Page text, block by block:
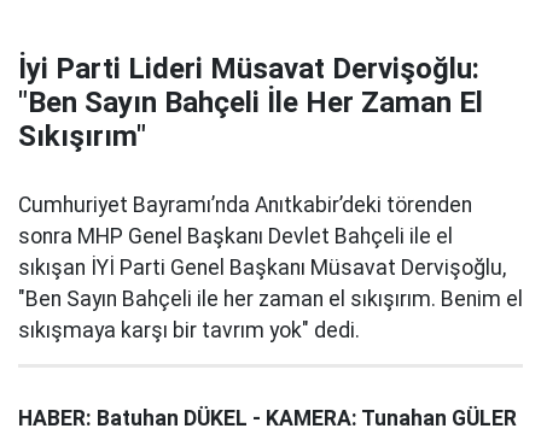
İyi Parti Lideri Müsavat Dervişoğlu:
"Ben Sayın Bahçeli İle Her Zaman El
Sıkışırım"
Cumhuriyet Bayramı’nda Anıtkabir’deki törenden
sonra MHP Genel Başkanı Devlet Bahçeli ile el
sıkışan İYİ Parti Genel Başkanı Müsavat Dervişoğlu,
"Ben Sayın Bahçeli ile her zaman el sıkışırım. Benim el
sıkışmaya karşı bir tavrım yok" dedi.
HABER: Batuhan DÜKEL - KAMERA: Tunahan GÜLER